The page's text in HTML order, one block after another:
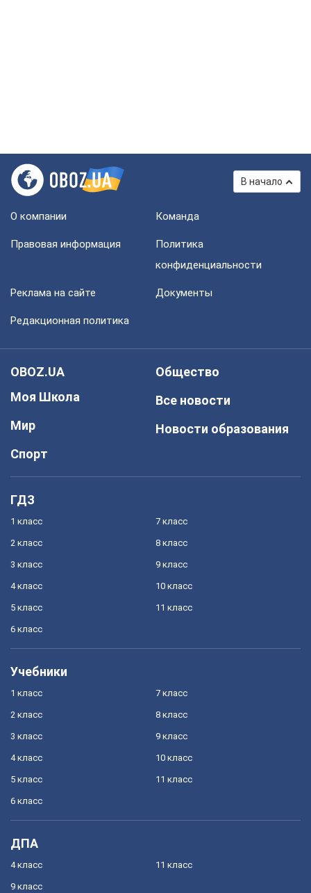
В начало
О компании Команда
Правовая информация
Политика
конфиденциальности
Реклама на сайте Документы
Редакционная политика
OBOZ.UA
Моя Школа
Мир
Спорт
Общество
Все новости
Новости образования
ГДЗ
1 класс
2 класс
3 класс
4 класс
5 класс
6 класс
7 класс
8 класс
9 класс
10 класс
11 класс
Учебники
1 класс
2 класс
3 класс
4 класс
5 класс
6 класс
7 класс
8 класс
9 класс
10 класс
11 класс
ДПА
4 класс
9 класс
11 класс